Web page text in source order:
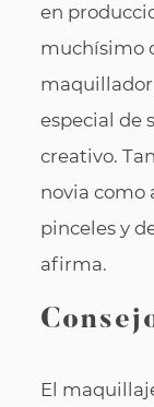
en
muchísimo
especial de
creativo.
novia como
pinceles y
afirma.
El